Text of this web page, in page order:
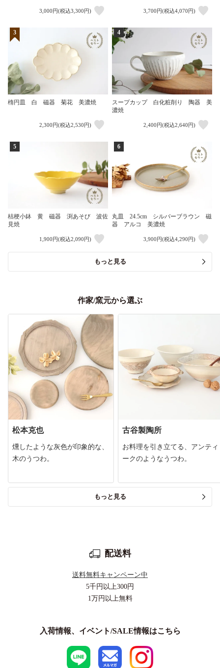
3,000円(税込3,300円) 3,700円(税込4,070円)
3
楕円皿 白 磁器 菊花 美濃焼
2,300円(税込2,530円)
4
スープカップ 白化粧削り 陶器 美
濃焼
2,400円(税込2,640円)
5
桔梗小鉢 黄 磁器 渕あそび 波佐
見焼
1,900円(税込2,090円)
6
丸皿 24.5cm シルバーブラウン 磁
器 アルコ 美濃焼
3,900円(税込4,290円)
もっと見る
作家/窯元から選ぶ
松本克也
燻したような灰色が印象的な、
木のうつわ。
古谷製陶所
お料理を引き立てる、アンティ
ークのようなうつわ。
もっと見る
配送料
送料無料キャンペーン中
5千円以上300円
1万円以上無料
入荷情報、イベント/SALE情報はこちら